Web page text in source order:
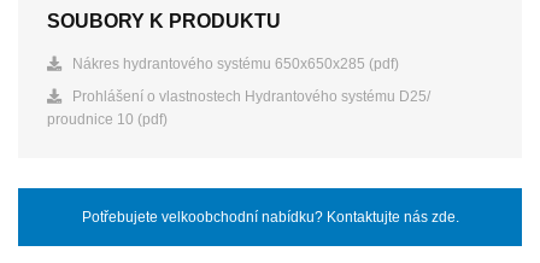
SOUBORY K PRODUKTU
Nákres hydrantového systému 650x650x285 (pdf)
Prohlášení o vlastnostech Hydrantového systému D25/
proudnice 10 (pdf)
Potřebujete velkoobchodní nabídku? Kontaktujte nás zde.